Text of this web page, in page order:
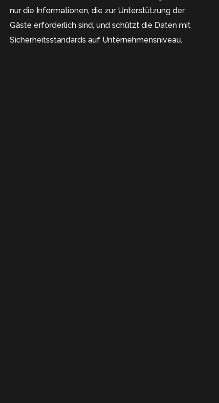
nur die Informationen, die zur Unterstützung der
Gäste erforderlich sind, und schützt die Daten mit
Sicherheitsstandards auf Unternehmensniveau.